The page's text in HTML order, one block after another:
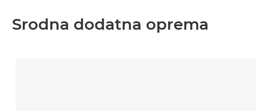
Srodna dodatna oprema